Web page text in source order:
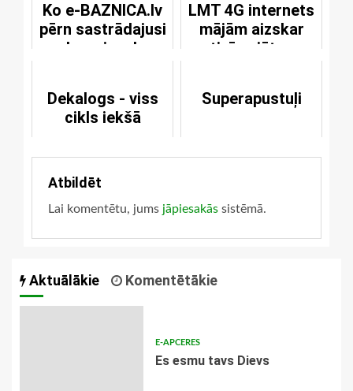
Ko e-BAZNICA.lv
pērn sastrādajusi
draugiem.lv
LMT 4G internets
mājām aizskar
ticīgo jūtas
Dekalogs - viss
cikls iekšā
Superapustuļi
Atbildēt
Lai komentētu, jums jāpiesakās sistēmā.
Aktuālākie Komentētākie
E-APCERES
Es esmu tavs Dievs